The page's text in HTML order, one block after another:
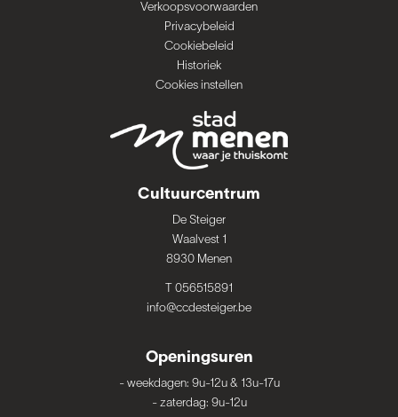
Verkoopsvoorwaarden
Privacybeleid
Cookiebeleid
Historiek
Cookies instellen
Cultuurcentrum
De Steiger
Waalvest 1
8930 Menen
T 056515891
info@ccdesteiger.be
Openingsuren
- weekdagen: 9u-12u & 13u-17u
- zaterdag: 9u-12u